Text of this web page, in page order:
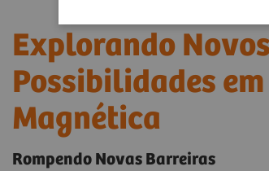
Explorando
Possibilidades
Magnética
Rompendo Novas Barreiras